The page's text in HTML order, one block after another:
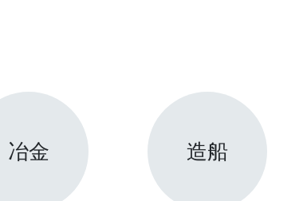
冶金 造船